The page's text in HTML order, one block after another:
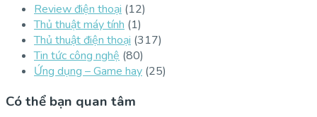
Review điện thoại (12)
Thủ thuật máy tính (1)
Thủ thuật điện thoại (317)
Tin tức công nghệ (80)
Ứng dụng – Game hay (25)
Có thể bạn quan tâm